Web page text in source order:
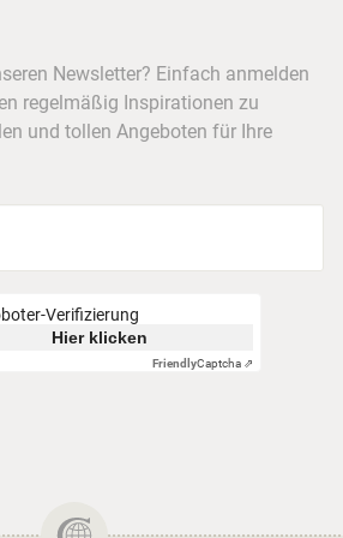
Newsletter? Einfach anmelden
regelmäßig Inspirationen zu
und tollen Angeboten für Ihre
Verifizierung
Hier klicken
FriendlyCaptcha ⇗